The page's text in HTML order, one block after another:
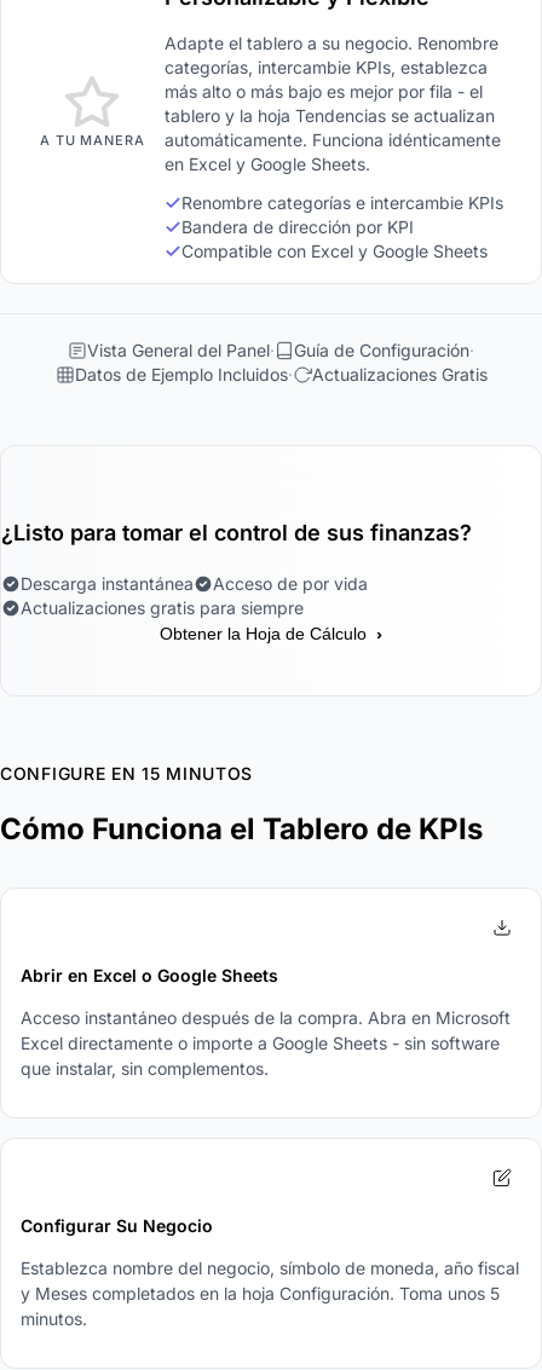
A TU MANERA
Adapte el tablero a su negocio. Renombre
categorías, intercambie KPIs, establezca
más alto o más bajo es mejor por fila - el
tablero y la hoja Tendencias se actualizan
automáticamente. Funciona idénticamente
en Excel y Google Sheets.
Renombre categorías e intercambie KPIs
Bandera de dirección por KPI
Compatible con Excel y Google Sheets
Vista General del Panel
Guía de Configuración
Datos de Ejemplo Incluidos
Actualizaciones Gratis
¿Listo para tomar el control de sus finanzas?
Descarga instantánea
Acceso de por vida
Actualizaciones gratis para siempre
Obtener la Hoja de Cálculo ›
CONFIGURE EN 15 MINUTOS
Cómo Funciona el Tablero de KPIs
Abrir en Excel o Google Sheets
Acceso instantáneo después de la compra. Abra en Microsoft
Excel directamente o importe a Google Sheets - sin software
que instalar, sin complementos.
Configurar Su Negocio
Establezca nombre del negocio, símbolo de moneda, año fiscal
y Meses completados en la hoja Configuración. Toma unos 5
minutos.